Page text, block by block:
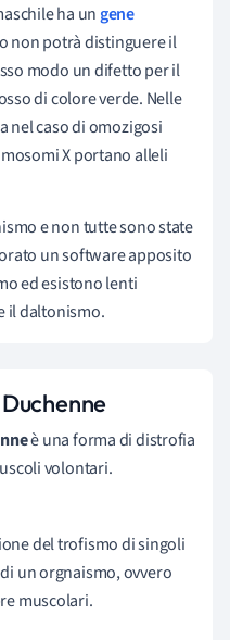
ha un gene
non potrà distinguere il
modo un difetto per il
di colore verde. Nelle
nel caso di omozigosi
X portano alleli
e non tutte sono state
un software apposito
ed esistono lenti
il daltonismo.
è una forma di distrofia
volontari.
del trofismo di singoli
un orgnaismo, ovvero
muscolari.